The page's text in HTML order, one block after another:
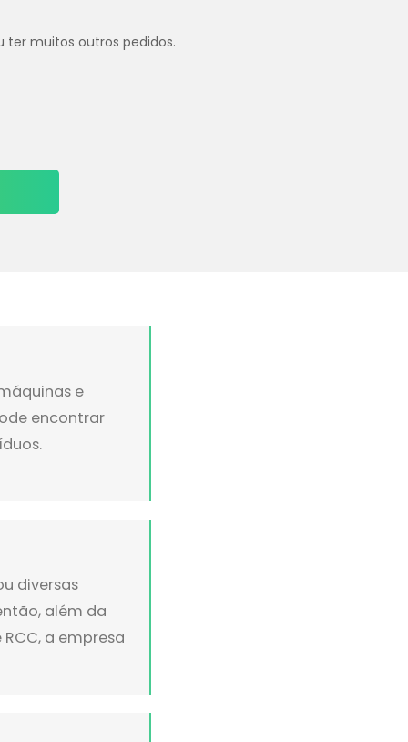
ter muitos outros pedidos.
e
encontrar
diversas
além da
a empresa